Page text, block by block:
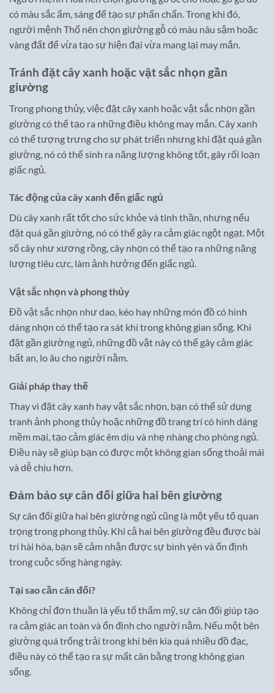
có màu sắc ấm, sáng để tạo sự phấn chấn. Trong khi đó,
người mệnh Thổ nên chọn giường gỗ có màu nâu sậm hoặc
vàng đất để vừa tạo sự hiện đại vừa mang lại may mắn.
Tránh đặt cây xanh hoặc vật sắc nhọn gần
giường
Trong phong thủy, việc đặt cây xanh hoặc vật sắc nhọn gần
giường có thể tạo ra những điều không may mắn. Cây xanh
có thể tượng trưng cho sự phát triển nhưng khi đặt quá gần
giường, nó có thể sinh ra năng lượng không tốt, gây rối loạn
giấc ngủ.
Tác động của cây xanh đến giấc ngủ
Dù cây xanh rất tốt cho sức khỏe và tinh thần, nhưng nếu
đặt quá gần giường, nó có thể gây ra cảm giác ngột ngạt. Một
số cây như xương rồng, cây nhọn có thể tạo ra những năng
lượng tiêu cực, làm ảnh hưởng đến giấc ngủ.
Vật sắc nhọn và phong thủy
Đồ vật sắc nhọn như dao, kéo hay những món đồ có hình
dáng nhọn có thể tạo ra sát khí trong không gian sống. Khi
đặt gần giường ngủ, những đồ vật này có thể gây cảm giác
bất an, lo âu cho người nằm.
Giải pháp thay thế
Thay vì đặt cây xanh hay vật sắc nhọn, bạn có thể sử dụng
tranh ảnh phong thủy hoặc những đồ trang trí có hình dáng
mềm mại, tạo cảm giác êm dịu và nhẹ nhàng cho phòng ngủ.
Điều này sẽ giúp bạn có được một không gian sống thoải mái
và dễ chịu hơn.
Đảm bảo sự cân đối giữa hai bên giường
Sự cân đối giữa hai bên giường ngủ cũng là một yếu tố quan
trọng trong phong thủy. Khi cả hai bên giường đều được bài
trí hài hòa, bạn sẽ cảm nhận được sự bình yên và ổn định
trong cuộc sống hàng ngày.
Tại sao cần cân đối?
Không chỉ đơn thuần là yếu tố thẩm mỹ, sự cân đối giúp tạo
ra cảm giác an toàn và ổn định cho người nằm. Nếu một bên
giường quá trống trải trong khi bên kia quá nhiều đồ đạc,
điều này có thể tạo ra sự mất cân bằng trong không gian
sống.